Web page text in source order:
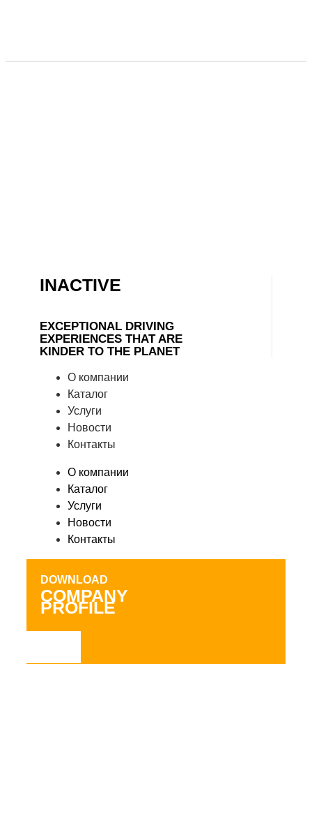
INACTIVE
EXCEPTIONAL DRIVING
EXPERIENCES THAT ARE
KINDER TO THE PLANET
О компании
Каталог
Услуги
Новости
Контакты
О компании
Каталог
Услуги
Новости
Контакты
DOWNLOAD
COMPANY
PROFILE